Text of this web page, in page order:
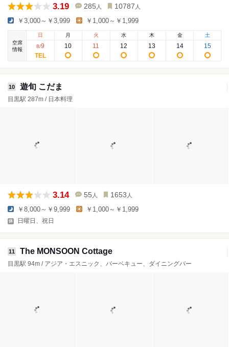
3.19 285 人 10787 人
￥3,000～￥3,999 ￥1,000～￥1,999
空席
情報
日
8/9
月
10
火
11
水
12
木
13
金
14
土
15
10 遊旬 こだま
目黒駅 287m / 日本料理
3.14 55 人 1653 人
￥8,000～￥9,999 ￥1,000～￥1,999
日曜日、祝日
11 The MONSOON Cottage
目黒駅 94m / アジア・エスニック、バーベキュー、ダイニングバー